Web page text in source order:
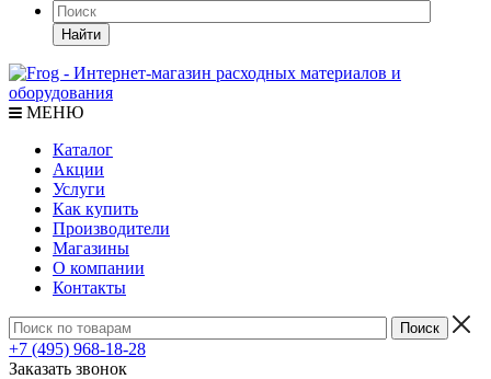
Найти
МЕНЮ
Каталог
Акции
Услуги
Как купить
Производители
Магазины
О компании
Контакты
+7 (495) 968-18-28
Заказать звонок